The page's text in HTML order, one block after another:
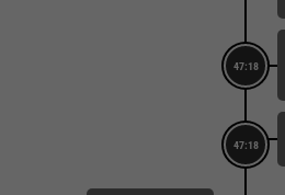
47:18
47:18